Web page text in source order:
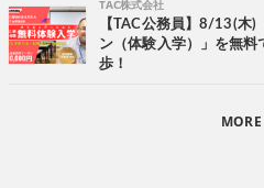
TAC株式会社
【TAC公務員】8/13(木)
ン（体験入学）」を無料
歩！
MORE